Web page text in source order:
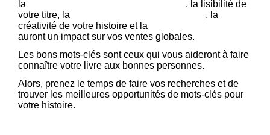
la
, la lisibilité de
votre titre, la
, la
créativité de votre histoire et la
auront un impact sur vos ventes globales.
Les bons mots-clés sont ceux qui vous aideront à faire
connaître votre livre aux bonnes personnes.
Alors, prenez le temps de faire vos recherches et de
trouver les meilleures opportunités de mots-clés pour
votre histoire.